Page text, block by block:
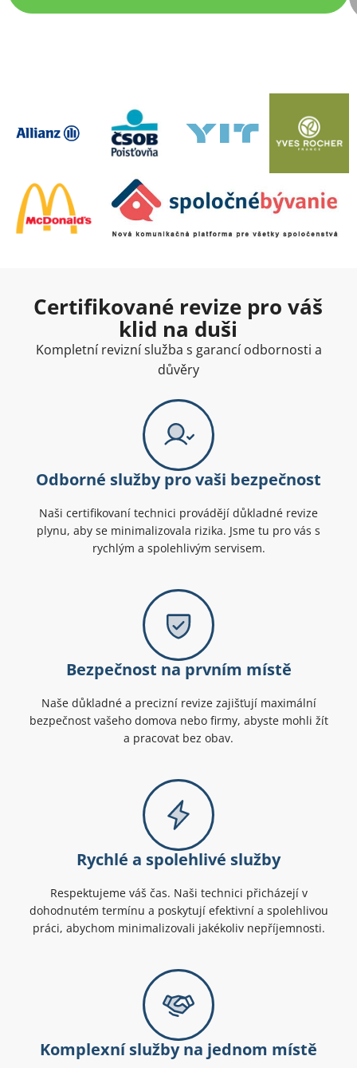
Certifikované revize pro váš
klid na duši
Kompletní revizní služba s garancí odbornosti a
důvěry
Odborné služby pro vaši bezpečnost
Naši certifikovaní technici provádějí důkladné revize
plynu, aby se minimalizovala rizika. Jsme tu pro vás s
rychlým a spolehlivým servisem.
Bezpečnost na prvním místě
Naše důkladné a precizní revize zajišťují maximální
bezpečnost vašeho domova nebo firmy, abyste mohli žít
a pracovat bez obav.
Rychlé a spolehlivé služby
Respektujeme váš čas. Naši technici přicházejí v
dohodnutém termínu a poskytují efektivní a spolehlivou
práci, abychom minimalizovali jakékoliv nepříjemnosti.
Komplexní služby na jednom místě